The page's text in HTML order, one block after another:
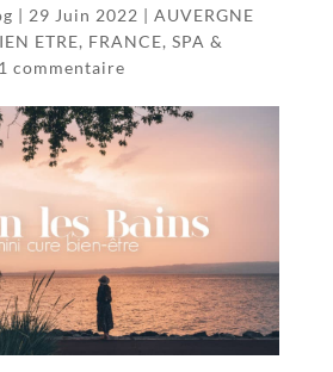
| 29 Juin 2022 | AUVERGNE
ETRE, FRANCE, SPA &
1 commentaire